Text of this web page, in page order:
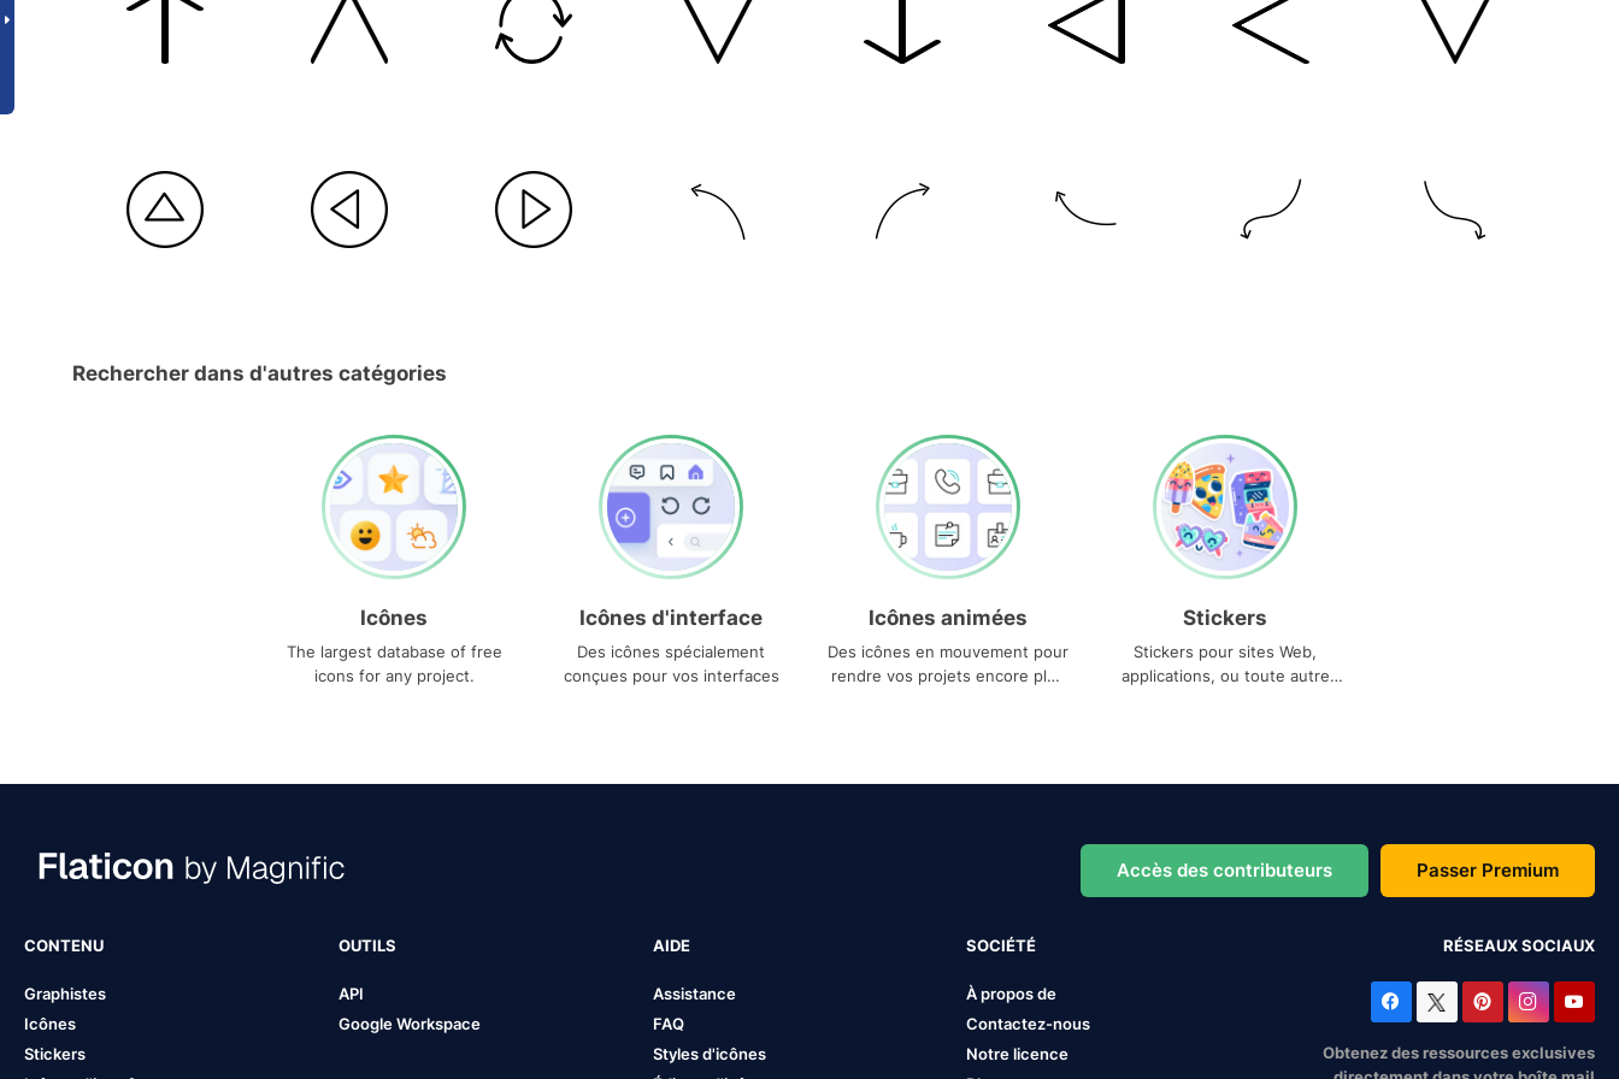
Rechercher dans d'autres catégories
Icônes
The largest database of free
icons for any project.
Icônes d'interface
Des icônes spécialement
conçues pour vos interfaces
Icônes animées
Des icônes en mouvement pour
rendre vos projets encore plus
Stickers
Stickers pour sites Web,
applications, ou toute autre
Accès des contributeurs Passer Premium
CONTENU
Graphistes
Icônes
Stickers
OUTILS
API
Google Workspace
AIDE
Assistance
FAQ
Styles d'icônes
SOCIÉTÉ
À propos de
Contactez-nous
Notre licence
RÉSEAUX SOCIAUX
Obtenez des ressources exclusives